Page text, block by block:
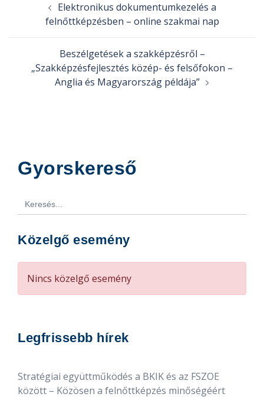
navigationElektronikus dokumentumkezelés a
felnőttképzésben – online szakmai nap
Beszélgetések a szakképzésről –
„Szakképzésfejlesztés közép- és felsőfokon –
Anglia és Magyarország példája”
Gyorskereső
for:
Közelgő esemény
Nincs közelgő esemény
Legfrissebb hírek
Stratégiai együttműködés a BKIK és az FSZOE
között – Közösen a felnőttképzés minőségéért